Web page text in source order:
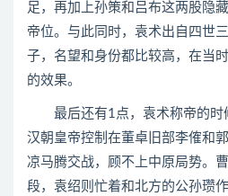
足，再加上孙策和吕布这两股隐
帝位。与此同时，袁术出自四世
子，名望和身份都比较高，在当
的效果。
最后还有1点，袁术称帝的时
汉朝皇帝控制在董卓旧部李傕和
凉马腾交战，顾不上中原局势。
段，袁绍则忙着和北方的公孙瓒